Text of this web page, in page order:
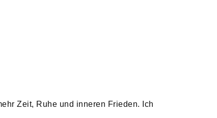
Zeit, Ruhe und inneren Frieden. Ich